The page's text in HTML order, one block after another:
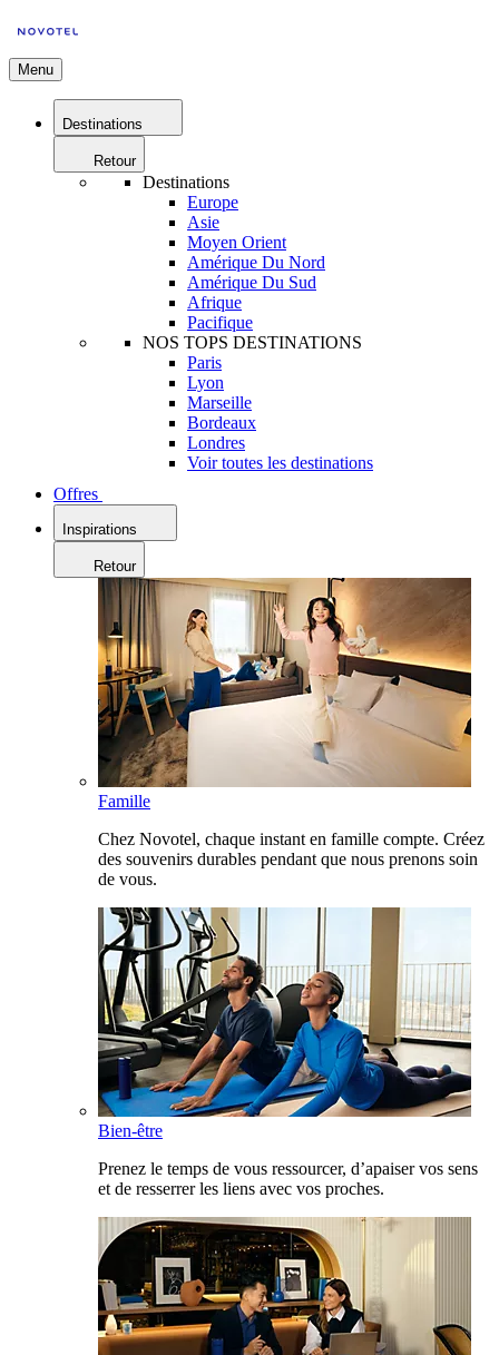
Menu
Destinations
Retour
Destinations
Europe
Asie
Moyen Orient
Amérique Du Nord
Amérique Du Sud
Afrique
Pacifique
NOS TOPS DESTINATIONS
Paris
Lyon
Marseille
Bordeaux
Londres
Voir toutes les destinations
Offres
Inspirations
Retour
Famille
Chez Novotel, chaque instant en famille compte. Créez
des souvenirs durables pendant que nous prenons soin
de vous.
Bien-être
Prenez le temps de vous ressourcer, d’apaiser vos sens
et de resserrer les liens avec vos proches.